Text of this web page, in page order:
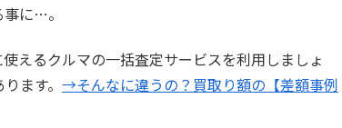
に…。
えるクルマの一括査定サービスを利用しましょ
ます。 →そんなに違うの？買取り額の【差額事例